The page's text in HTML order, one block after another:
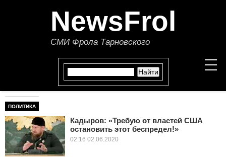
NewsFrol
СМИ Фрола Тарновского
СТАТЬИ
ПОЛИТИКА
Кадыров: «Требую от властей США
остановить этот беспредел!»
02:16 02.06.2020